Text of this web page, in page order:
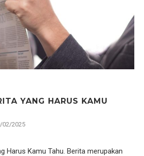
YANG HARUS KAMU
02/2025
Harus Kamu Tahu. Berita merupakan